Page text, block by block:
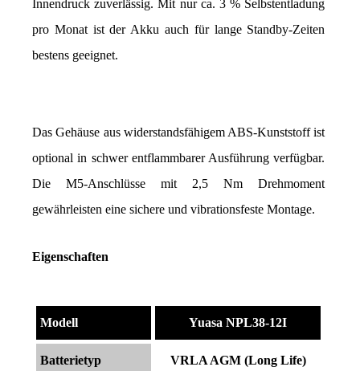
Innendruck zuverlässig. Mit nur ca. 3 % Selbstentladung
pro Monat ist der Akku auch für lange Standby-Zeiten
bestens geeignet.
Das Gehäuse aus widerstandsfähigem ABS-Kunststoff ist
optional in schwer entflammbarer Ausführung verfügbar.
Die M5-Anschlüsse mit 2,5 Nm Drehmoment
gewährleisten eine sichere und vibrationsfeste Montage.
Eigenschaften
Modell Yuasa NPL38-12I
Batterietyp VRLA AGM (Long Life)